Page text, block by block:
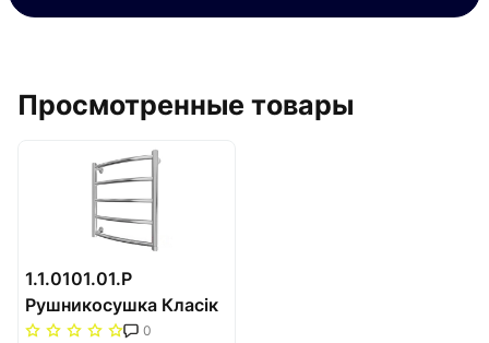
Просмотренные товары
1.1.0101.01.P
Рушникосушка Класік
500х530/5000